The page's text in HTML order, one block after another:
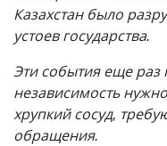
Казахстан было
устоев государства.
Эти события еще раз
независимость
хрупкий сосуд,
обращения.